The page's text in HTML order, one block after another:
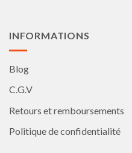
INFORMATIONS
Blog
C.G.V
Retours et remboursements
Politique de confidentialité